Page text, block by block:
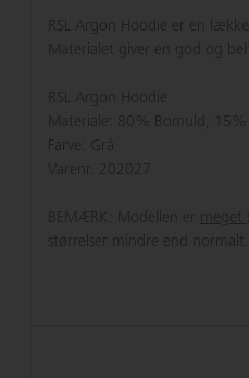
RSL Argon Hoodie er en
Materialet giver en god og
RSL Argon Hoodie
Materiale: 80% Bomuld, 15%
Farve: Grå
Varenr. 202027
BEMÆRK: Modellen er meget
størrelser mindre end normalt.